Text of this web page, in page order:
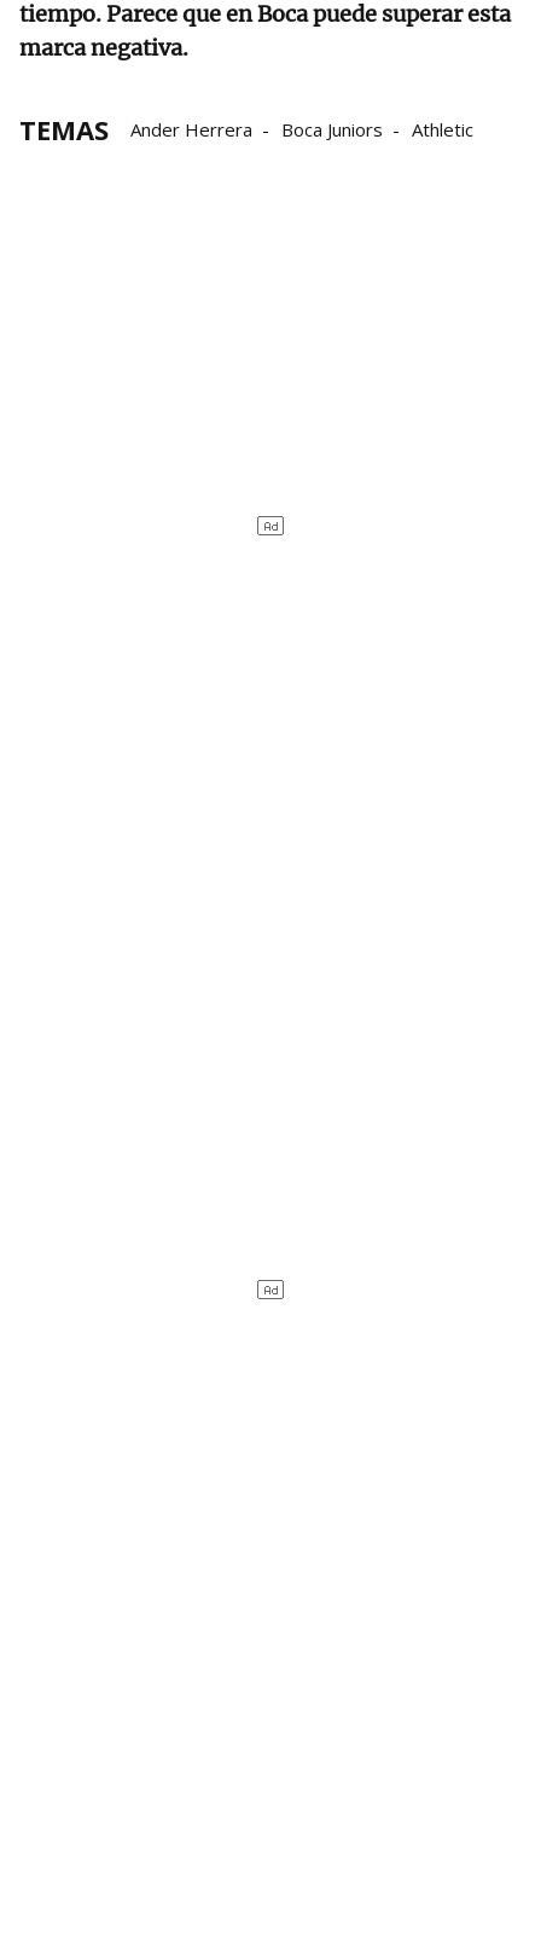
tiempo. Parece que en Boca puede superar esta
marca negativa.
TEMAS Ander Herrera Boca Juniors Athletic